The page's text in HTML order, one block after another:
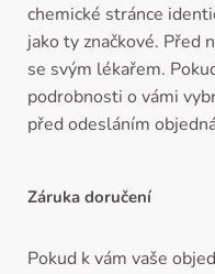
chemické stránce
jako ty značkové. Před
se svým lékařem.
podrobnosti o vámi
před odesláním
Záruka doručení
Pokud k vám vaše